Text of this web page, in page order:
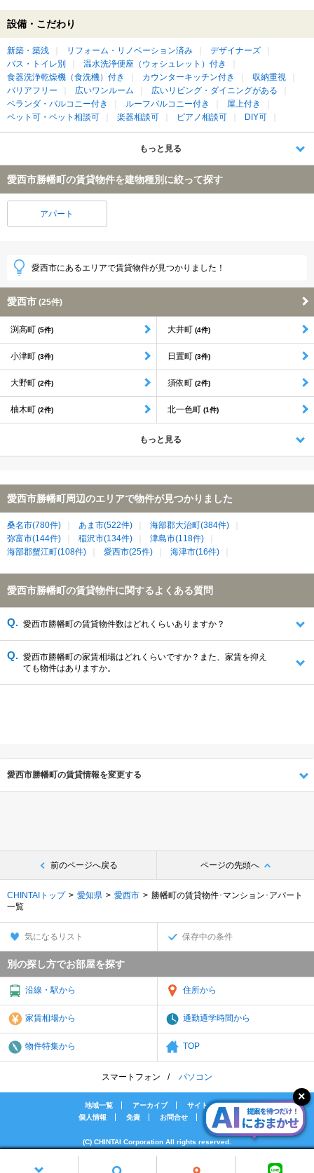
設備・こだわり
新築・築浅 リフォーム・リノベーション済み
デザイナーズ
バス・トイレ別
温水洗浄便座（ウォシュレット）付き
食器洗浄乾燥機（食洗機）付き
カウンターキッチン付き
収納重視
バリアフリー
広いワンルーム
広いリビング・ダイニングがある
ベランダ・バルコニー付き
ルーフバルコニー付き
屋上付き
ペット可・ペット相談可
楽器相談可 ピアノ相談可 DIY可
もっと見る
愛西市勝幡町の賃貸物件を建物種別に絞って探す
アパート
愛西市にあるエリアで賃貸物件が見つかりました！
愛西市 (25件)
渕高町 (5件) 大井町 (4件)
小津町 (3件) 日置町 (3件)
大野町 (2件) 須依町 (2件)
柚木町 (2件) 北一色町 (1件)
もっと見る
愛西市勝幡町周辺のエリアで物件が見つかりました
桑名市(780件) あま市(522件)
海部郡大治町(384件)
弥富市(144件)
稲沢市(134件)
津島市(118件)
海部郡蟹江町(108件)
愛西市(25件) 海津市(16件)
愛西市勝幡町の賃貸物件に関するよくある質問
愛西市勝幡町の賃貸物件数はどれくらいありますか？
愛西市勝幡町の家賃相場はどれくらいですか？また、家賃を抑え
ても物件はありますか。
愛西市勝幡町の賃貸情報を変更する
前のページへ戻る ページの先頭へ
CHINTAIトップ 愛知県 愛西市
勝幡町の賃貸物件･マンション･アパート
一覧
気になるリスト 保存中の条件
別の探し方でお部屋を探す
沿線・駅から 住所から
家賃相場から 通勤通学時間から
物件特集から TOP
スマートフォン パソコン
地域一覧 アーカイブ
サイトマップ
個人情報
免責 お問合せ 会社案内
(C) CHINTAI Corporation All rights reserved.
[PR]賃貸物件の疑問解決！教えてエイブルAGENT